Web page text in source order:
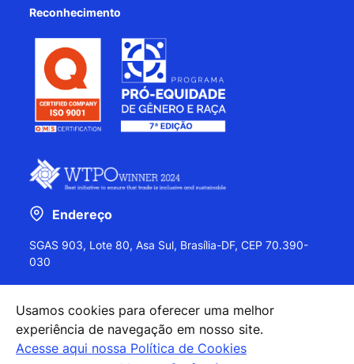
Reconhecimento
Endereço
SGAS 903, Lote 80, Asa Sul, Brasília-DF, CEP 70.390-
030
+55 (61) 2027-0202
+55 (61) 2027-0203
Usamos cookies para oferecer uma melhor
experiência de navegação em nosso site.
Acesse aqui nossa Política de Cookies